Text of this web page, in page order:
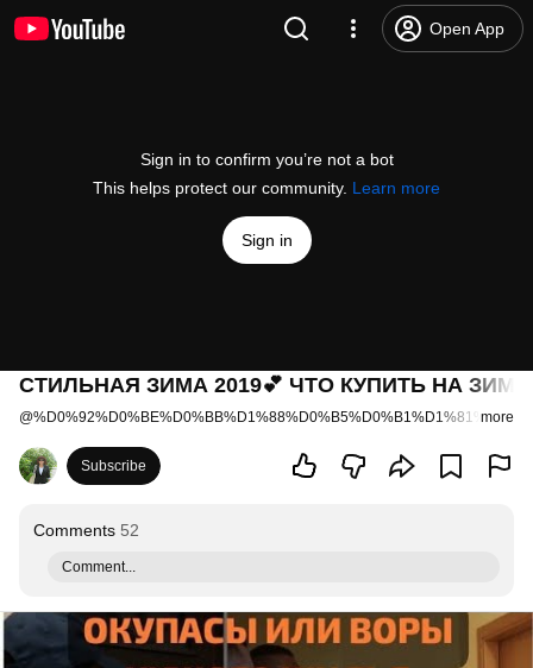
Open App
Sign in to confirm you’re not a bot
This helps protect our community. Learn more
Sign in
СТИЛЬНАЯ ЗИМА 2019💕 ЧТО КУПИТЬ НА
@ more
Subscribe
Comments 52
Comment...